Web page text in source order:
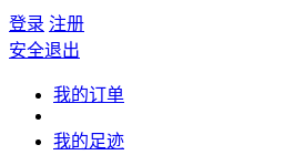
登录 注册
安全退出
我的订单
我的足迹